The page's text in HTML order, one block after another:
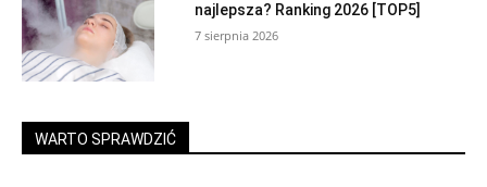
najlepsza? Ranking 2026 [TOP5]
7 sierpnia 2026
WARTO SPRAWDZIĆ